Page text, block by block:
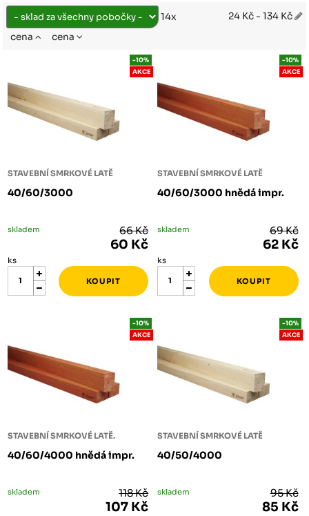
14x
24 Kč - 134 Kč
cena
cena
STAVEBNÍ SMRKOVÉ LATĚ
40/60/3000
-10%
AKCE
skladem 66 Kč
60 Kč
ks
STAVEBNÍ SMRKOVÉ LATĚ
40/60/3000 hnědá impr.
-10%
AKCE
skladem 69 Kč
62 Kč
ks
STAVEBNÍ SMRKOVÉ LATĚ.
40/60/4000 hnědá impr.
-10%
AKCE
skladem 118 Kč
107 Kč
STAVEBNÍ SMRKOVÉ LATĚ
40/50/4000
-10%
AKCE
skladem 95 Kč
85 Kč